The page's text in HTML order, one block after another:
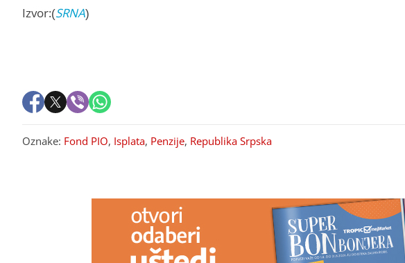
Izvor:(SRNA)
Oznake: Fond PIO, Isplata, Penzije, Republika Srpska